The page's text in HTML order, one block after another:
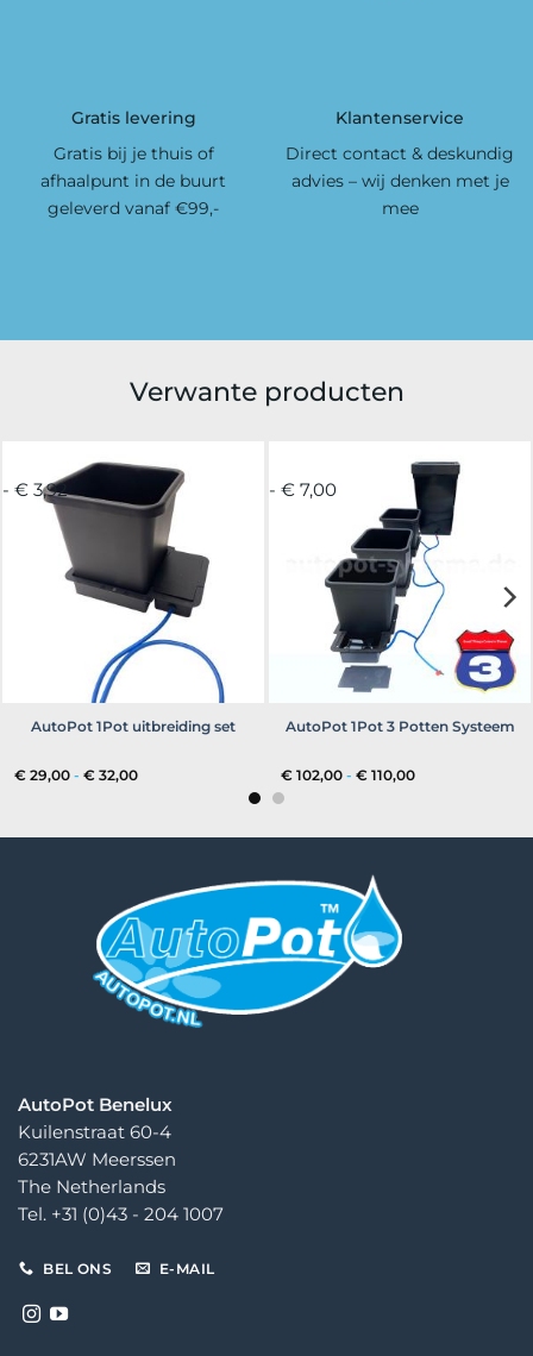
Gratis levering
Gratis bij je thuis of
afhaalpunt in de buurt
geleverd vanaf €99,-
Klantenservice
Direct contact & deskundig
advies – wij denken met je
mee
Verwante producten
- € 3,92
AutoPot 1Pot uitbreiding set
€ 29,00 - € 32,00Prijsklasse:
- € 7,00
AutoPot 1Pot 3 Potten Systeem
€ 102,00 - € 110,00Prijsklasse:
AutoPot Benelux
Kuilenstraat 60-4
6231AW Meerssen
The Netherlands
Tel. +31 (0)43 - 204 1007
BEL ONS E-MAIL